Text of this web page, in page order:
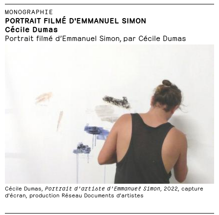
MONOGRAPHIE
PORTRAIT FILMÉ D'EMMANUEL SIMON
Cécile Dumas
Portrait filmé d’Emmanuel Simon, par Cécile Dumas
Cécile Dumas, Portrait d’artiste d’Emmanuel Simon , 2022, capture
d’écran, production Réseau Documents d’artistes